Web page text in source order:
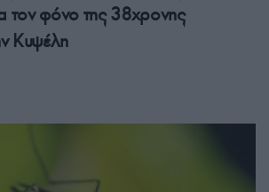
τον φόνο της 38χρονης
Κυψέλη